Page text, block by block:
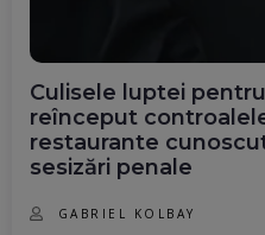
Culisele luptei
reînceput
restaurante
sesizări penale
GABRIEL KOLBAY